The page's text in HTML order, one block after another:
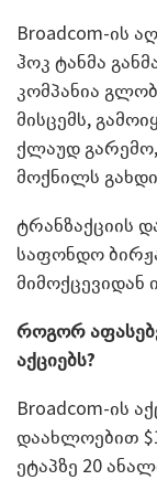
Broadcom-ის
ჰოკ ტანმა
კომპანია
მისცემს,
ქლაუდ
მოქნილს
ტრანზაქციის
საფონდო
მიმოქცევიდან
როგორ
აქციებს?
Broadcom-ის
დაახლოებით
ეტაპზე 20